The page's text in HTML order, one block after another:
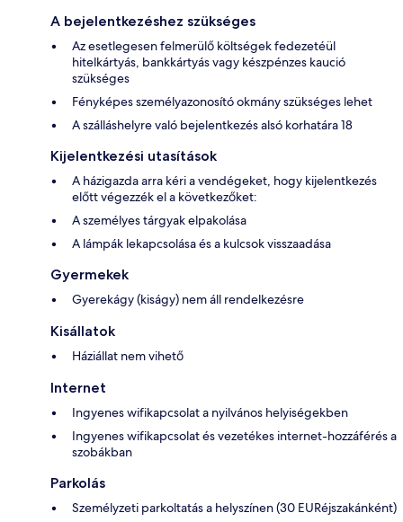
A bejelentkezéshez szükséges
Az esetlegesen felmerülő költségek fedezetéül
hitelkártyás, bankkártyás vagy készpénzes kaució
szükséges
Fényképes személyazonosító okmány szükséges lehet
A szálláshelyre való bejelentkezés alsó korhatára 18
Kijelentkezési utasítások
A házigazda arra kéri a vendégeket, hogy kijelentkezés
előtt végezzék el a következőket:
A személyes tárgyak elpakolása
A lámpák lekapcsolása és a kulcsok visszaadása
Gyermekek
Gyerekágy (kiságy) nem áll rendelkezésre
Kisállatok
Háziállat nem vihető
Internet
Ingyenes wifikapcsolat a nyilvános helyiségekben
Ingyenes wifikapcsolat és vezetékes internet-hozzáférés a
szobákban
Parkolás
Személyzeti parkoltatás a helyszínen (30 EURéjszakánként)